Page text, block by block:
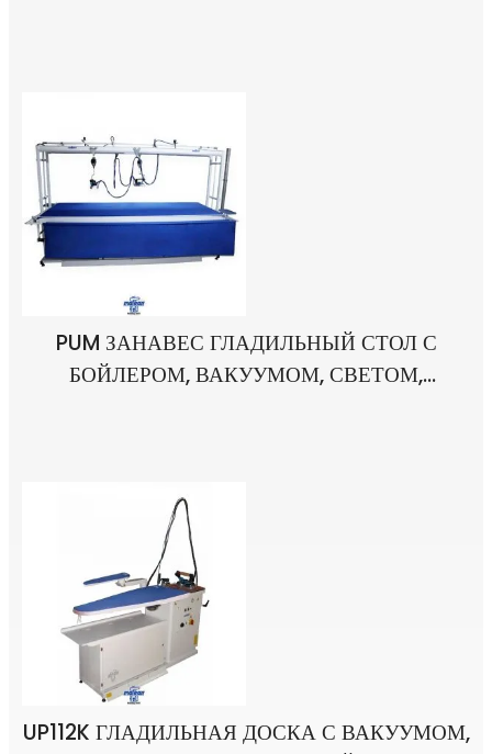
PUM ЗАНАВЕС ГЛАДИЛЬНЫЙ СТОЛ С
БОЙЛЕРОМ, ВАКУУМОМ, СВЕТОМ,
UP112K ГЛАДИЛЬНАЯ ДОСКА С ВАКУУМОМ,